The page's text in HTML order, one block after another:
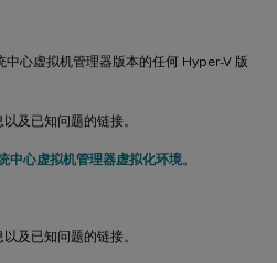
心虚拟机管理器版本的任何 Hyper-V 版
及已知问题的链接。
中心虚拟机管理器虚拟化环境。
及已知问题的链接。